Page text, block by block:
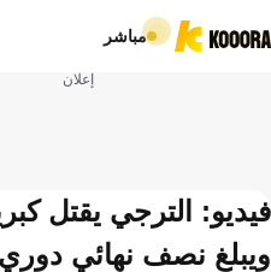
مباشر
إعلان
فيديو: الترجي يقتل
ويبلغ نصف نهائي دوري